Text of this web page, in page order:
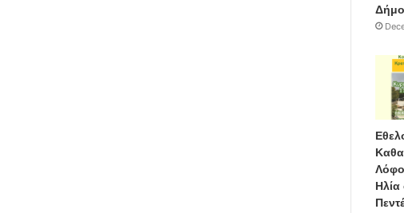
Ηλία